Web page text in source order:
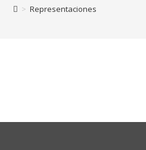
> Representaciones